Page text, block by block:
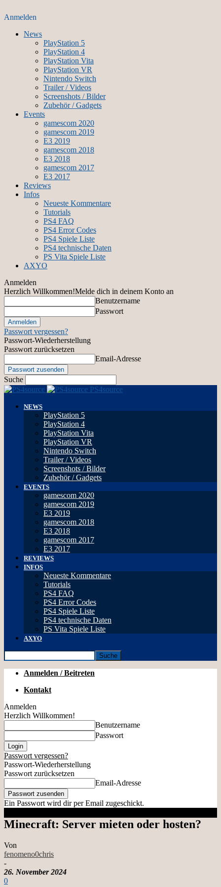
Anmelden
News
PlayStation 5
PlayStation 4
PlayStation Vita
PlayStation VR
Nintendo Switch
Trailer / Videos
Screenshots / Bilder
Zubehör / Gadgets
Events
gamescom 2020
gamescom 2019
E3 2019
gamescom 2018
E3 2018
gamescom 2017
E3 2017
Reviews
Infos
Neueste Kommentare
Tutorials
PS4 FAQ
PS4 Error Codes
PS4 Spiele Liste
PS4 technische Daten
PS Vita Spiele Liste
AXYO
Anmelden
Herzlich Willkommen!Melde dich in deinem Konto an
Benutzername
Passwort
Passwort vergessen?
Passwort-Wiederherstellung
Passwort zurücksetzen
Email-Adresse
Suche
PS4source
NEWS
PlayStation 5
PlayStation 4
PlayStation Vita
PlayStation VR
Nintendo Switch
Trailer / Videos
Screenshots / Bilder
Zubehör / Gadgets
EVENTS
gamescom 2020
gamescom 2019
E3 2019
gamescom 2018
E3 2018
gamescom 2017
E3 2017
REVIEWS
INFOS
Neueste Kommentare
Tutorials
PS4 FAQ
PS4 Error Codes
PS4 Spiele Liste
PS4 technische Daten
PS Vita Spiele Liste
AXYO
Anmelden / Beitreten
Kontakt
Anmelden
Herzlich Willkommen!
Benutzername
Passwort
Passwort vergessen?
Passwort-Wiederherstellung
Passwort zurücksetzen
Email-Adresse
Ein Passwort wird dir per Email zugeschickt.
Minecraft: Server mieten oder hosten?
Von
fenomeno0chris
-
26. November 2024
0